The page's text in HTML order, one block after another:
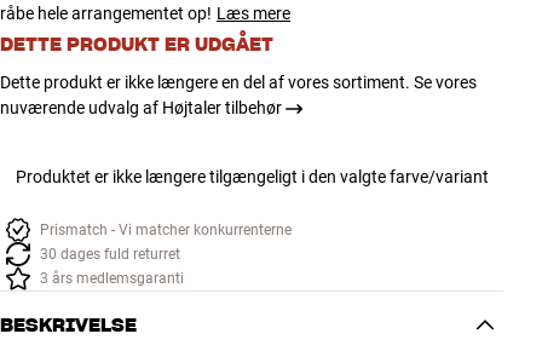
TILBUD
Find Butik
Kundeservice
Byg med Lyd
råbe hele arrangementet op! Læs mere
DETTE PRODUKT ER UDGÅET
Dette produkt er ikke længere en del af vores sortiment. Se vores
nuværende udvalg af Højtaler tilbehør
Produktet er ikke længere tilgængeligt i den valgte farve/variant
Prismatch - Vi matcher konkurrenterne
30 dages fuld returret
3 års medlemsgaranti
BESKRIVELSE